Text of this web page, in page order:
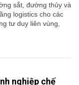
sắt, đường thủy và
logistics cho các
tư duy liên vùng,
nghiệp chế